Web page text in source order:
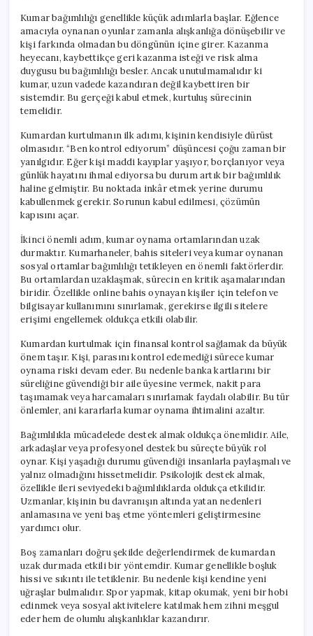
Kumar bağımlılığı genellikle küçük adımlarla başlar. Eğlence
amacıyla oynanan oyunlar zamanla alışkanlığa dönüşebilir ve
kişi farkında olmadan bu döngünün içine girer. Kazanma
heyecanı, kaybettikçe geri kazanma isteği ve risk alma
duygusu bu bağımlılığı besler. Ancak unutulmamalıdır ki
kumar, uzun vadede kazandıran değil kaybettiren bir
sistemdir. Bu gerçeği kabul etmek, kurtuluş sürecinin
temelidir.
Kumardan kurtulmanın ilk adımı, kişinin kendisiyle dürüst
olmasıdır. “Ben kontrol ediyorum” düşüncesi çoğu zaman bir
yanılgıdır. Eğer kişi maddi kayıplar yaşıyor, borçlanıyor veya
günlük hayatını ihmal ediyorsa bu durum artık bir bağımlılık
haline gelmiştir. Bu noktada inkâr etmek yerine durumu
kabullenmek gerekir. Sorunun kabul edilmesi, çözümün
kapısını açar.
İkinci önemli adım, kumar oynama ortamlarından uzak
durmaktır. Kumarhaneler, bahis siteleri veya kumar oynanan
sosyal ortamlar bağımlılığı tetikleyen en önemli faktörlerdir.
Bu ortamlardan uzaklaşmak, sürecin en kritik aşamalarından
biridir. Özellikle online bahis oynayan kişiler için telefon ve
bilgisayar kullanımını sınırlamak, gerekirse ilgili sitelere
erişimi engellemek oldukça etkili olabilir.
Kumardan kurtulmak için finansal kontrol sağlamak da büyük
önem taşır. Kişi, parasını kontrol edemediği sürece kumar
oynama riski devam eder. Bu nedenle banka kartlarını bir
süreliğine güvendiği bir aile üyesine vermek, nakit para
taşımamak veya harcamaları sınırlamak faydalı olabilir. Bu tür
önlemler, ani kararlarla kumar oynama ihtimalini azaltır.
Bağımlılıkla mücadelede destek almak oldukça önemlidir. Aile,
arkadaşlar veya profesyonel destek bu süreçte büyük rol
oynar. Kişi yaşadığı durumu güvendiği insanlarla paylaşmalı ve
yalnız olmadığını hissetmelidir. Psikolojik destek almak,
özellikle ileri seviyedeki bağımlılıklarda oldukça etkilidir.
Uzmanlar, kişinin bu davranışın altında yatan nedenleri
anlamasına ve yeni baş etme yöntemleri geliştirmesine
yardımcı olur.
Boş zamanları doğru şekilde değerlendirmek de kumardan
uzak durmada etkili bir yöntemdir. Kumar genellikle boşluk
hissi ve sıkıntı ile tetiklenir. Bu nedenle kişi kendine yeni
uğraşlar bulmalıdır. Spor yapmak, kitap okumak, yeni bir hobi
edinmek veya sosyal aktivitelere katılmak hem zihni meşgul
eder hem de olumlu alışkanlıklar kazandırır.